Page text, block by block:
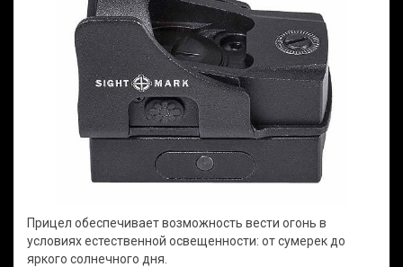
Прицел обеспечивает возможность вести огонь в
условиях естественной освещенности: от сумерек до
яркого солнечного дня.